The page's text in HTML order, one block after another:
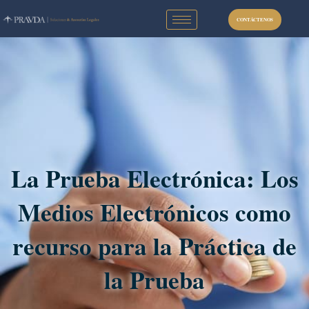
al
contenido
CONTÁCTENOS
La Prueba Electrónica: Los
Medios Electrónicos como
recurso para la Práctica de
la Prueba